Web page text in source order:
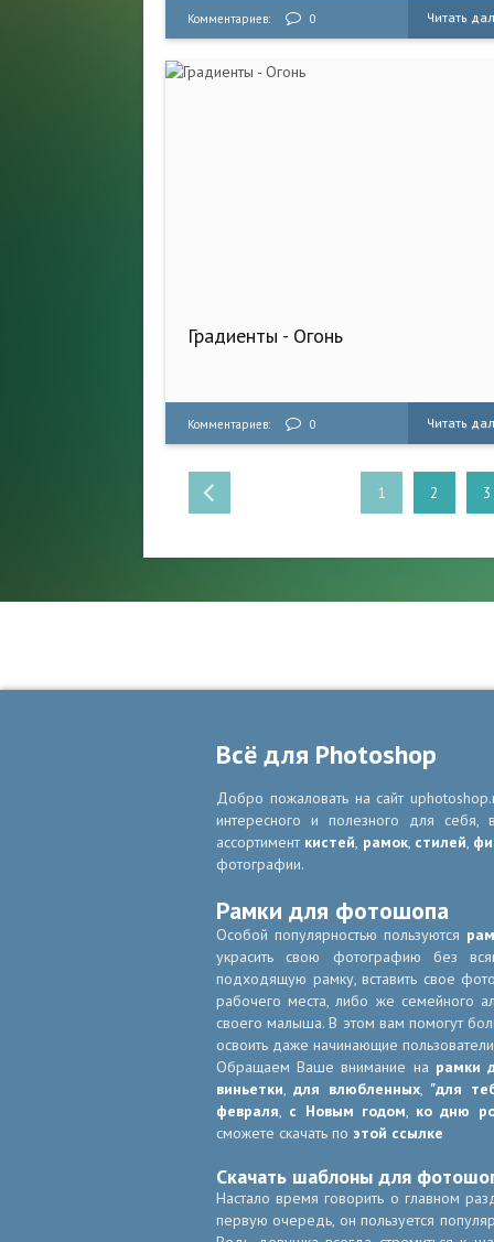
Комментариев: 0 Читать
Градиенты - Огонь
Комментариев: 0 Читать
1 2 3
Всё для Photoshop
Добро пожаловать на сайт
интересного и полезного для
ассортимент кистей, рамок, стилей,
фотографии.
Рамки для фотошопа
Особой популярностью пользуются
украсить свою фотографию без
подходящую рамку, вставить свое
рабочего места, либо же семейного
своего малыша. В этом вам помогут
освоить даже начинающие
Обращаем Ваше внимание на рамки
виньетки,для влюбленных, "для
февраля, с Новым годом, ко дню
сможете скачать по этой ссылке
Скачать шаблоны для
Настало время говорить о главном
первую очередь, он пользуется